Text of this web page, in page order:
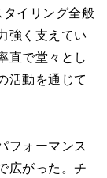
イリング全般
強く支えてい
直で堂々とし
活動を通じて
フォーマンス
広がった。チ